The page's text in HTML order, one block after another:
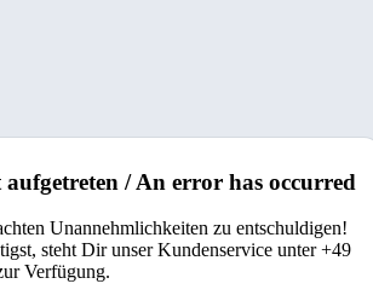
/ An error has occurred
Unannehmlichkeiten zu entschuldigen!
steht Dir unser Kundenservice unter +49
Verfügung.